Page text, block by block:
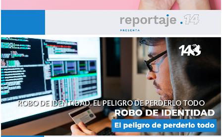
ROBO DE IDENTIDAD. EL PELIGRO DE PERDERLO TODO